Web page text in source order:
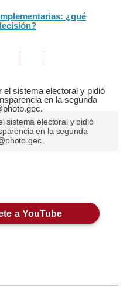
¿qué
sistema electoral y pidió
en la segunda
a YouTube